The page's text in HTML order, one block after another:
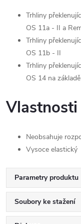
Trhliny
OS 11a - II a
Trhliny
OS 11b - II
Trhliny
OS 14 na
Vlastnosti
Neobsahuje
Vysoce elastický
Parametry produktu
Soubory ke stažení